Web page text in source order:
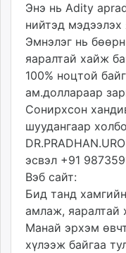
Энэ нь Adity
нийтэд
Эмнэлэг нь
яаралтай хайж
100% ноцтой
ам.доллараар
Сонирхсон
шуудангаар
эсвэл +91
Вэб сайт:
Бид танд
амлаж, яаралтай
Манай эрхэм
хүлээж байгаа